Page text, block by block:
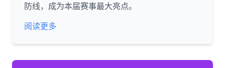
防线，成为本届赛事最大亮点。
阅读更多